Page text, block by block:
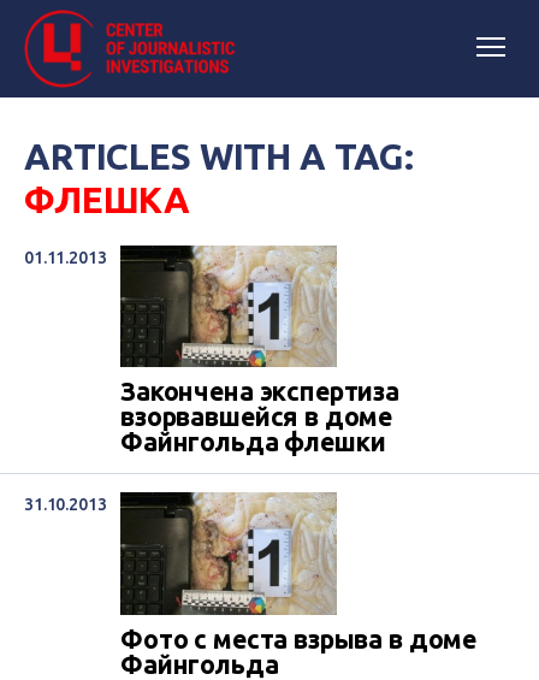
ARTICLES WITH A TAG:
ФЛЕШКА
01.11.2013
Закончена экспертиза
взорвавшейся в доме
Файнгольда флешки
31.10.2013
Фото с места взрыва в доме
Файнгольда